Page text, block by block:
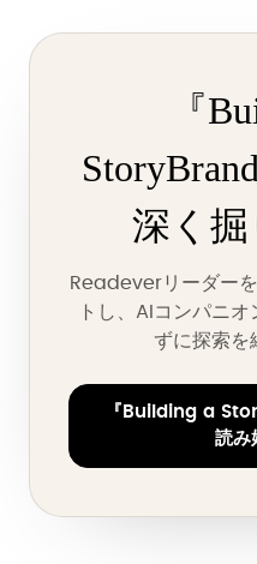
『
深く
Readeverリーダー
トし、AIコンパニ
ずに探索を
『Building a
読み